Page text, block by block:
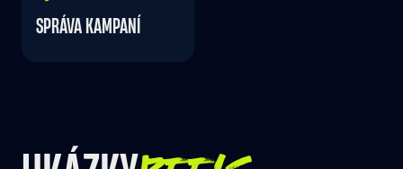
SPRÁVA KAMPANÍ